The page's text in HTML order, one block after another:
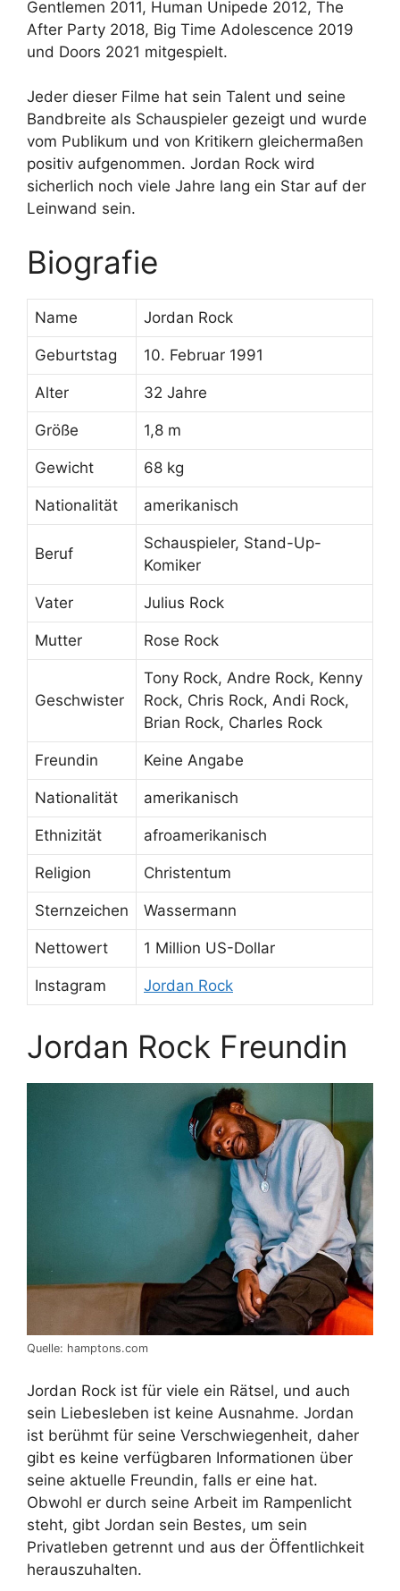
Gentlemen 2011, Human Unipede 2012, The
After Party 2018, Big Time Adolescence 2019
und Doors 2021 mitgespielt.
Jeder dieser Filme hat sein Talent und seine
Bandbreite als Schauspieler gezeigt und wurde
vom Publikum und von Kritikern gleichermaßen
positiv aufgenommen. Jordan Rock wird
sicherlich noch viele Jahre lang ein Star auf der
Leinwand sein.
Biografie
Name Jordan Rock
Geburtstag 10. Februar 1991
Alter 32 Jahre
Größe 1,8 m
Gewicht 68 kg
Nationalität amerikanisch
Beruf
Schauspieler, Stand-Up-
Komiker
Vater Julius Rock
Mutter Rose Rock
Geschwister
Tony Rock, Andre Rock, Kenny
Rock, Chris Rock, Andi Rock,
Brian Rock, Charles Rock
Freundin Keine Angabe
Nationalität amerikanisch
Ethnizität afroamerikanisch
Religion Christentum
Sternzeichen Wassermann
Nettowert 1 Million US-Dollar
Instagram Jordan Rock
Jordan Rock Freundin
Quelle: hamptons.com
Jordan Rock ist für viele ein Rätsel, und auch
sein Liebesleben ist keine Ausnahme. Jordan
ist berühmt für seine Verschwiegenheit, daher
gibt es keine verfügbaren Informationen über
seine aktuelle Freundin, falls er eine hat.
Obwohl er durch seine Arbeit im Rampenlicht
steht, gibt Jordan sein Bestes, um sein
Privatleben getrennt und aus der Öffentlichkeit
herauszuhalten.